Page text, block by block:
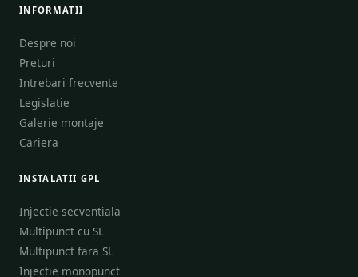
INFORMATII
Despre noi
Preturi
Intrebari frecvente
Legislatie
Galerie montaje
Cariera
INSTALATII GPL
Injectie secventiala
Multipunct cu SL
Multipunct fara SL
Injectie monopunct